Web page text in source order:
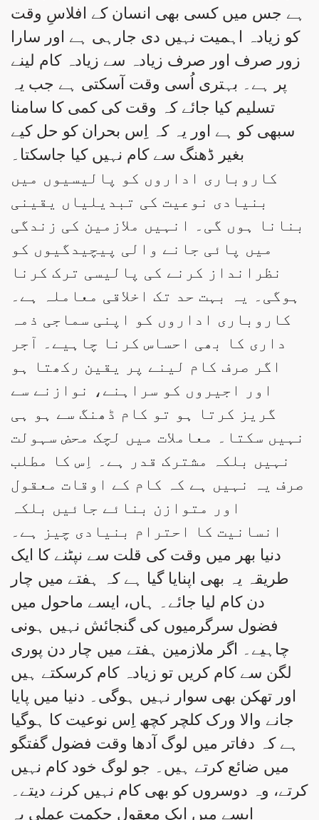
ہے جس میں کسی بھی انسان کے افلاسِ وقت
کو زیادہ اہمیت نہیں دی جارہی ہے اور سارا
زور صرف اور صرف زیادہ سے زیادہ کام لینے
پر ہے۔ بہتری اُسی وقت آسکتی ہے جب یہ
تسلیم کیا جائے کہ وقت کی کمی کا سامنا
سبھی کو ہے اور یہ کہ اِس بحران کو حل کیے
بغیر ڈھنگ سے کام نہیں کیا جاسکتا۔
کاروباری اداروں کو پالیسیوں میں
بنیادی نوعیت کی تبدیلیاں یقینی
بنانا ہوں گی۔ انہیں ملازمین کی زندگی
میں پائی جانے والی پیچیدگیوں کو
نظرانداز کرنے کی پالیسی ترک کرنا
ہوگی۔ یہ بہت حد تک اخلاقی معاملہ ہے۔
کاروباری اداروں کو اپنی سماجی ذمہ
داری کا بھی احساس کرنا چاہیے۔ آجر
اگر صرف کام لینے پر یقین رکھتا ہو
اور اجیروں کو سراہنے، نوازنے سے
گریز کرتا ہو تو کام ڈھنگ سے ہو ہی
نہیں سکتا۔ معاملات میں لچک محض سہولت
نہیں بلکہ مشترک قدر ہے۔ اِس کا مطلب
صرف یہ نہیں ہے کہ کام کے اوقات معقول
اور متوازن بنائے جائیں بلکہ
انسانیت کا احترام بنیادی چیز ہے۔
دنیا بھر میں وقت کی قلت سے نپٹنے کا ایک
طریقہ یہ بھی اپنایا گیا ہے کہ ہفتے میں چار
دن کام لیا جائے۔ ہاں، ایسے ماحول میں
فضول سرگرمیوں کی گنجائش نہیں ہونی
چاہیے۔ اگر ملازمین ہفتے میں چار دن پوری
لگن سے کام کریں تو زیادہ کام کرسکتے ہیں
اور تھکن بھی سوار نہیں ہوگی۔ دنیا میں پایا
جانے والا ورک کلچر کچھ اِس نوعیت کا ہوگیا
ہے کہ دفاتر میں لوگ آدھا وقت فضول گفتگو
میں ضائع کرتے ہیں۔ جو لوگ خود کام نہیں
کرتے، وہ دوسروں کو بھی کام نہیں کرنے دیتے۔
ایسے میں ایک معقول حکمتِ عملی یہ